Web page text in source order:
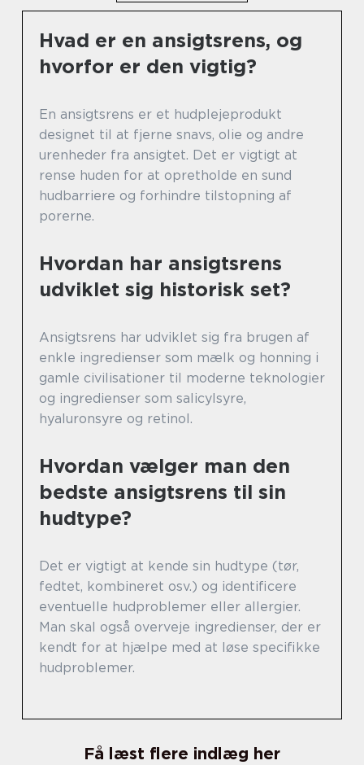
Hvad er en ansigtsrens, og
hvorfor er den vigtig?
En ansigtsrens er et hudplejeprodukt
designet til at fjerne snavs, olie og andre
urenheder fra ansigtet. Det er vigtigt at
rense huden for at opretholde en sund
hudbarriere og forhindre tilstopning af
porerne.
Hvordan har ansigtsrens
udviklet sig historisk set?
Ansigtsrens har udviklet sig fra brugen af
enkle ingredienser som mælk og honning i
gamle civilisationer til moderne teknologier
og ingredienser som salicylsyre,
hyaluronsyre og retinol.
Hvordan vælger man den
bedste ansigtsrens til sin
hudtype?
Det er vigtigt at kende sin hudtype (tør,
fedtet, kombineret osv.) og identificere
eventuelle hudproblemer eller allergier.
Man skal også overveje ingredienser, der er
kendt for at hjælpe med at løse specifikke
hudproblemer.
Få læst flere indlæg her